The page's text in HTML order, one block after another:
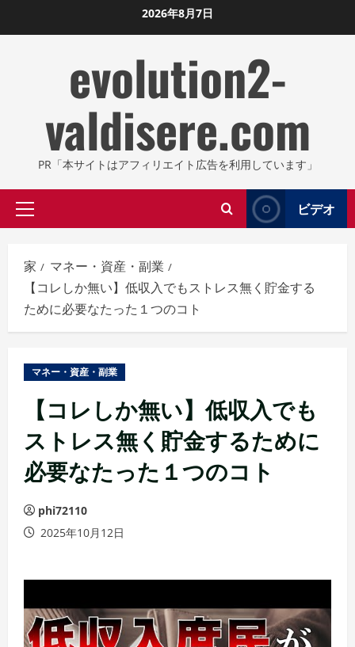
ン
2026年8月7日
evolution2-
valdisere.com
PR「本サイトはアフィリエイト広告を利用しています」
プ
イ
マ
リ
メ
ニ
ー
ビデオ
家
マネー・資産・副業
【コレしか無い】低収入でもストレス無く貯金する
ために必要なたった１つのコト
マネー・資産・副業
【コレしか無い】低収入でも
ストレス無く貯金するために
必要なたった１つのコト
phi72110
2025年10月12日